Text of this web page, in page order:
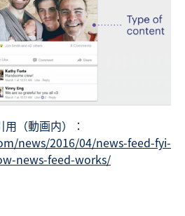
用（動画内）：
news/2016/04/news-feed-fyi-
news-feed-works/